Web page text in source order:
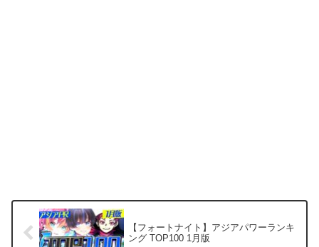
【フォートナイト】アジアパワーランキ
ング TOP100 1月版